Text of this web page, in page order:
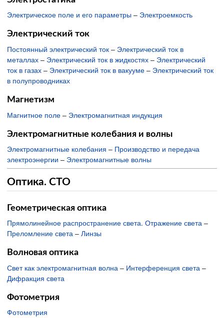
Электрическое поле и его параметры – Электроемкость
Электрический ток
Постоянный электрический ток – Электрический ток в
металлах – Электрический ток в жидкостях – Электрический
ток в газах – Электрический ток в вакууме – Электрический ток
в полупроводниках
Магнетизм
Магнитное поле – Электромагнитная индукция
Электромагнитные колебания и волны
Электромагнитные колебания – Производство и передача
электроэнергии – Электромагнитные волны
Оптика. СТО
Геометрическая оптика
Прямолинейное распространение света. Отражение света –
Преломление света – Линзы
Волновая оптика
Свет как электромагнитная волна – Интерференция света –
Дифракция света
Фотометрия
Фотометрия